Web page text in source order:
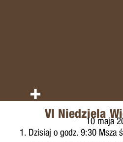
+
VI Niedziela
10 maja
Dzisiaj o godz. 9:30 Msza